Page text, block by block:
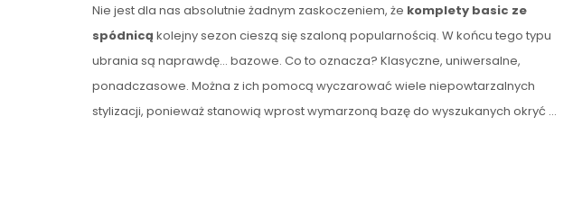
Nie jest dla nas absolutnie żadnym zaskoczeniem, że komplety basic ze
spódnicą kolejny sezon cieszą się szaloną popularnością. W końcu tego typu
ubrania są naprawdę… bazowe. Co to oznacza? Klasyczne, uniwersalne,
ponadczasowe. Można z ich pomocą wyczarować wiele niepowtarzalnych
stylizacji, ponieważ stanowią wprost wymarzoną bazę do wyszukanych okryć …